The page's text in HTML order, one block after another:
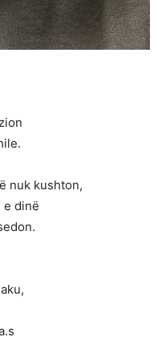
nuk kushton,
dinë